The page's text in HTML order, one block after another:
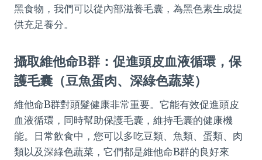
黑食物，我們可以從內部滋養毛囊，為黑色素生成提
供充足養分。
攝取維他命B群：促進頭皮血液循環，保
護毛囊（豆魚蛋肉、深綠色蔬菜）
維他命B群對頭髮健康非常重要。它能有效促進頭皮
血液循環，同時幫助保護毛囊，維持毛囊的健康機
能。日常飲食中，您可以多吃豆類、魚類、蛋類、肉
類以及深綠色蔬菜，它們都是維他命B群的良好來